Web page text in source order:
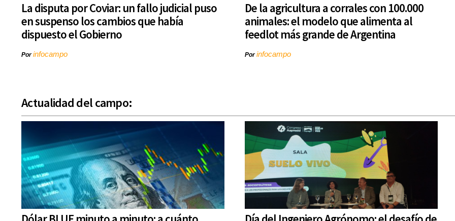
La disputa por Coviar: un fallo judicial puso
en suspenso los cambios que había
dispuesto el Gobierno
Porinfocampo
De la agricultura a corrales con 100.000
animales: el modelo que alimenta al
feedlot más grande de Argentina
Porinfocampo
Actualidad del campo: